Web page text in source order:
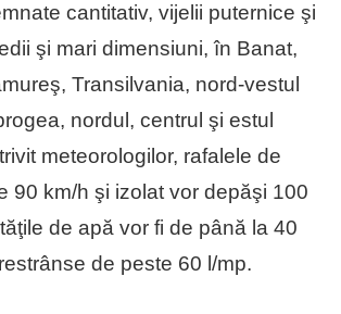
cantitativ, vijelii puternice şi
şi mari dimensiuni, în Banat,
Transilvania, nord-vestul
nordul, centrul şi estul
meteorologilor, rafalele de
90 km/h şi izolat vor depăşi 100
de apă vor fi de până la 40
de peste 60 l/mp.